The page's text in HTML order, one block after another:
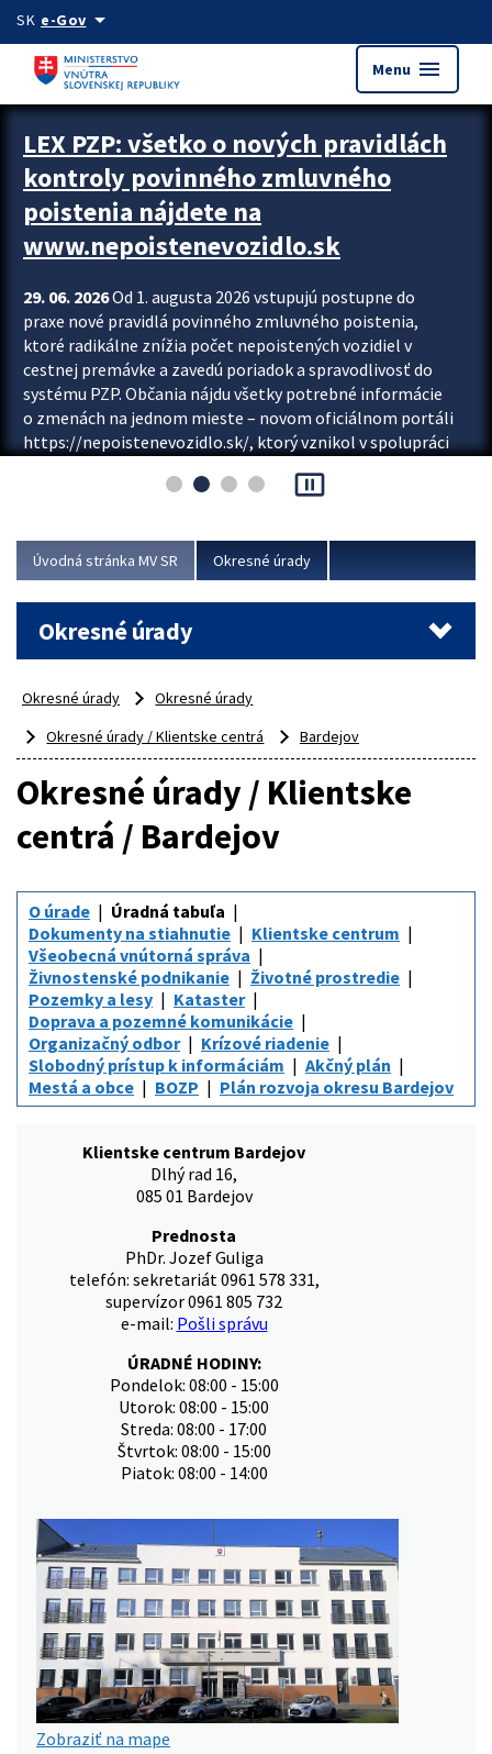
Preskocit na hlavný obsah
SK e-Govarrow_drop_down
Menu menu
Zastavit automatický posun upútavok
LEX PZP: všetko o nových pravidlách
kontroly povinného zmluvného
poistenia nájdete na
www.nepoistenevozidlo.sk
29. 06. 2026Od 1. augusta 2026 vstupujú postupne do
praxe nové pravidlá povinného zmluvného poistenia,
ktoré radikálne znížia počet nepoistených vozidiel v
cestnej premávke a zavedú poriadok a spravodlivosť do
systému PZP. Občania nájdu všetky potrebné informácie
o zmenách na jednom mieste – novom oficiálnom portáli
https://nepoistenevozidlo.sk/, ktorý vznikol v spolupráci
asociácie poisťovní (SLASPO) a Ministerstva vnútra SR.
Viac
pause_presentation
Úvodná stránka MV SR Okresné úrady
Okresné úrady
Okresné úrady
Okresné úrady
Okresné úrady / Klientske centrá
Bardejov
Okresné úrady / Klientske
centrá / Bardejov
O úrade
Úradná tabuľa
Dokumenty na stiahnutie
Klientske centrum
Všeobecná vnútorná správa
Živnostenské podnikanie
Životné prostredie
Pozemky a lesy
Kataster
Doprava a pozemné komunikácie
Organizačný odbor
Krízové riadenie
Slobodný prístup k informáciám
Akčný plán
Mestá a obce
BOZP Plán rozvoja okresu Bardejov
Klientske centrum Bardejov
Dlhý rad 16,
085 01 Bardejov
Prednosta
PhDr. Jozef Guliga
telefón: sekretariát 0961 578 331,
supervízor 0961 805 732
e-mail: Pošli správu
ÚRADNÉ HODINY:
Pondelok: 08:00 - 15:00
Utorok: 08:00 - 15:00
Streda: 08:00 - 17:00
Štvrtok: 08:00 - 15:00
Piatok: 08:00 - 14:00
Zobraziť na mape